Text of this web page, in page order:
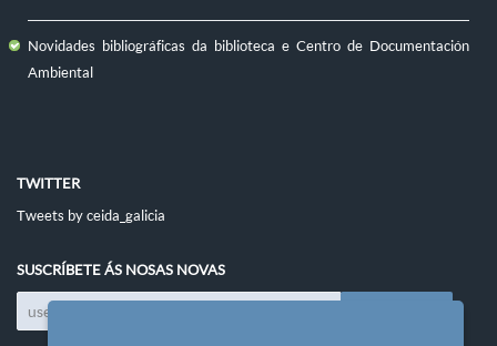
Novidades bibliográficas da biblioteca e Centro de Documentación
Ambiental
TWITTER
Tweets by ceida_galicia
SUSCRÍBETE ÁS NOSAS NOVAS